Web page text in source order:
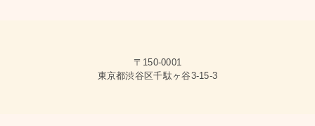
〒150-0001
東京都渋谷区千駄ヶ谷3-15-3